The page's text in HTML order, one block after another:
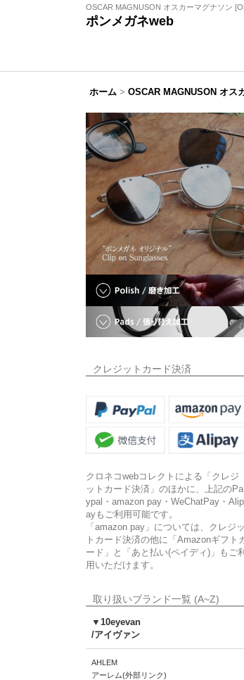
OSCAR MAGNUSON オスカーマグナソン
ポンメガネweb
ホーム > OSCAR MAGNUSON オス
クレジットカード決済
クロネコwebコレクトによる「クレジ
ットカード決済」のほかに、上記のPa
ypal・amazon pay・WeChatPay・Alip
ayもご利用可能です。
「amazon pay」については、クレジッ
トカード決済の他に「Amazonギフト
ード」と「あと払い(ペイディ)」もご利
用いただけます。
取り扱いブランド一覧 (A~Z)
▼10eyevan
/アイヴァン
AHLEM
アーレム(外部リンク)